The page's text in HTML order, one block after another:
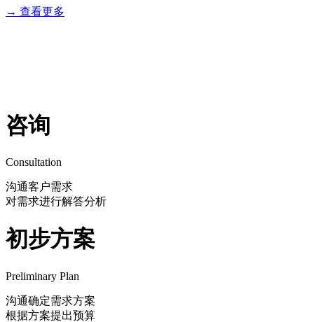
→ 查看更多
咨询
Consultation
沟通客户需求
对需求进行解答分析
初步方案
Preliminary Plan
沟通确定需求方案
根据方案提出预算